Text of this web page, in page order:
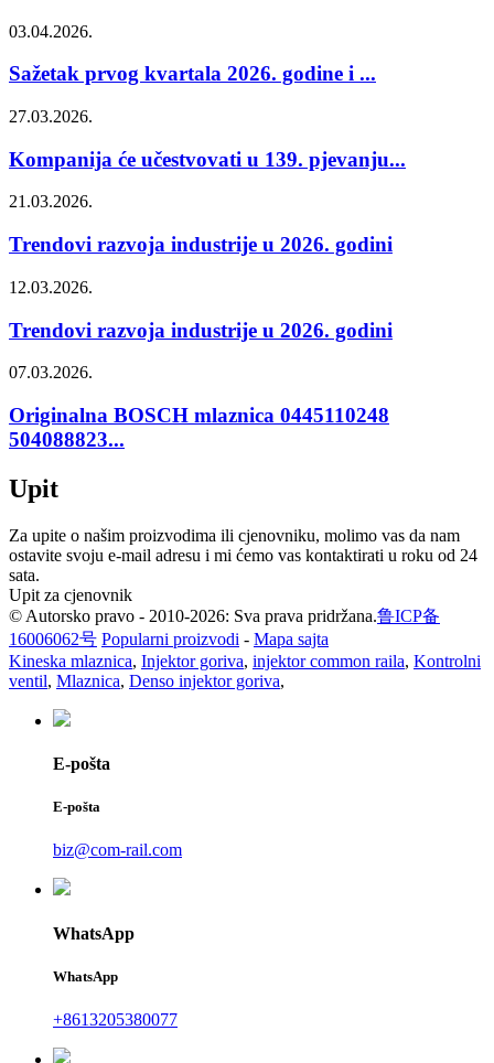
03.04.2026.
Sažetak prvog kvartala 2026. godine i ...
27.03.2026.
Kompanija će učestvovati u 139. pjevanju...
21.03.2026.
Trendovi razvoja industrije u 2026. godini
12.03.2026.
Trendovi razvoja industrije u 2026. godini
07.03.2026.
Originalna BOSCH mlaznica 0445110248
504088823...
Upit
Za upite o našim proizvodima ili cjenovniku, molimo vas da nam
ostavite svoju e-mail adresu i mi ćemo vas kontaktirati u roku od 24
sata.
Upit za cjenovnik
© Autorsko pravo - 2010-2026: Sva prava pridržana.鲁ICP备
16006062号 Popularni proizvodi - Mapa sajta
Kineska mlaznica, Injektor goriva, injektor common raila, Kontrolni
ventil, Mlaznica, Denso injektor goriva,
E-pošta
E-pošta
biz@com-rail.com
WhatsApp
WhatsApp
+8613205380077